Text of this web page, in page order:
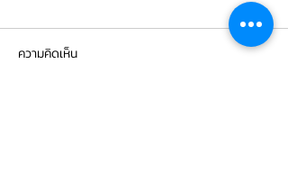
ความคิดเห็น